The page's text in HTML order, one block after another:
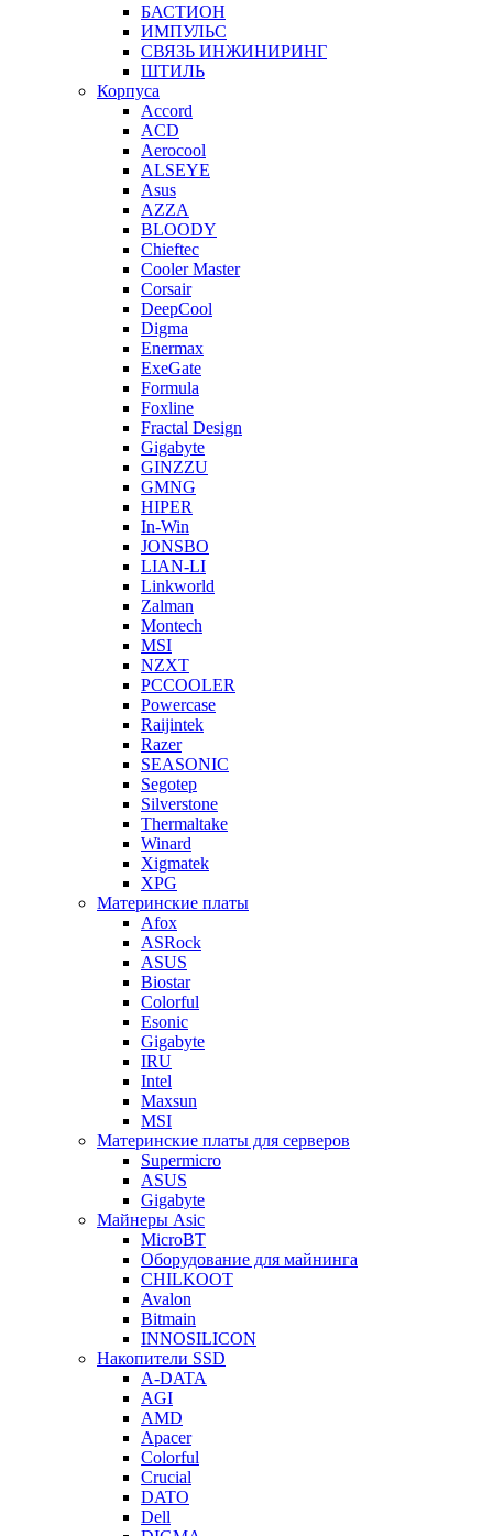
БАСТИОН
ИМПУЛЬС
СВЯЗЬ ИНЖИНИРИНГ
ШТИЛЬ
Корпуса
Accord
ACD
Aerocool
ALSEYE
Asus
AZZA
BLOODY
Chieftec
Cooler Master
Corsair
DeepCool
Digma
Enermax
ExeGate
Formula
Foxline
Fractal Design
Gigabyte
GINZZU
GMNG
HIPER
In-Win
JONSBO
LIAN-LI
Linkworld
Zalman
Montech
MSI
NZXT
PCCOOLER
Powercase
Raijintek
Razer
SEASONIC
Segotep
Silverstone
Thermaltake
Winard
Xigmatek
XPG
Материнские платы
Afox
ASRock
ASUS
Biostar
Colorful
Esonic
Gigabyte
IRU
Intel
Maxsun
MSI
Материнские платы для серверов
Supermicro
ASUS
Gigabyte
Майнеры Asic
MicroBT
Оборудование для майнинга
CHILKOOT
Avalon
Bitmain
INNOSILICON
Накопители SSD
A-DATA
AGI
AMD
Apacer
Colorful
Crucial
DATO
Dell